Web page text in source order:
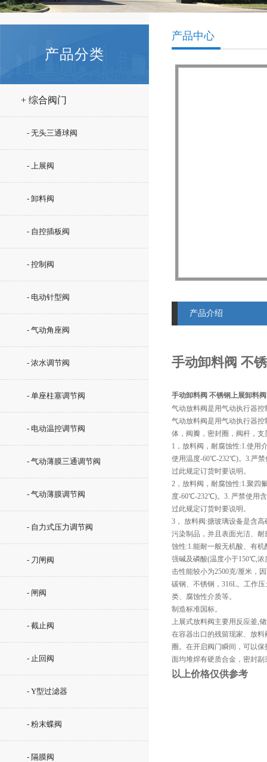
产品分类
+ 综合阀门
- 无头三通球阀
- 上展阀
- 卸料阀
- 自控插板阀
- 控制阀
- 电动针型阀
- 气动角座阀
- 浓水调节阀
- 单座柱塞调节阀
- 电动温控调节阀
- 气动薄膜三通调节阀
- 气动薄膜调节阀
- 自力式压力调节阀
- 刀闸阀
- 闸阀
- 截止阀
- 止回阀
- Y型过滤器
- 粉末蝶阀
- 隔膜阀
产品中心
产品介绍
手动卸料阀 不
手动卸料阀 不锈钢上展卸料
气动放料阀是用气动执行器
气动放料阀是用气动执行器
体，阀瓣，密封圈，阀杆，
1，放料阀，耐腐蚀性:1.使用
使用温度-60℃-232℃)。3.严禁
过此规定订货时要说明。
2，放料阀，耐腐蚀性:1.聚四
度-60℃-232℃)。3. 严禁使用
过此规定订货时要说明。
3， 放料阀:搪玻璃设备是含
污染制品，并且表面光洁、
蚀性:1.能耐一般无机酸、有
强碱及磷酸(温度小于150℃,
击性能较小为2500克/厘米，
碳钢、不锈钢，316L。工作
类、腐蚀性介质等。
制造标准国标。
上展式放料阀主要用反应釜,
在容器出口的残留现家、放
圈。在开启阀门瞬间，可以
面均堆焊有硬质合金，密封
以上价格仅供参考